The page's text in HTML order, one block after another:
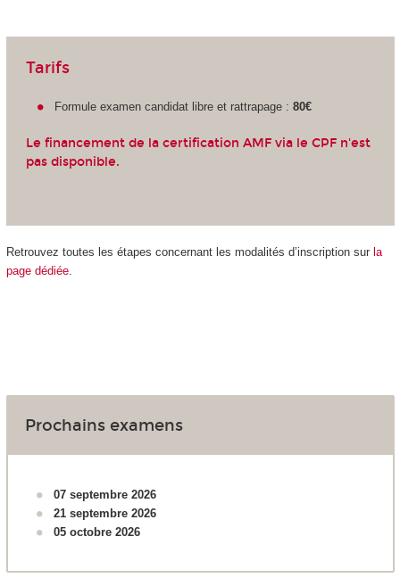
Tarifs
Formule examen candidat libre et rattrapage :80€
Le financement de la certification AMF via le CPF n'est
pas disponible.
Retrouvez toutes les étapes concernant les modalités d’inscription sur la
page dédiée.
Prochains examens
07 septembre 2026
21 septembre 2026
05 octobre 2026